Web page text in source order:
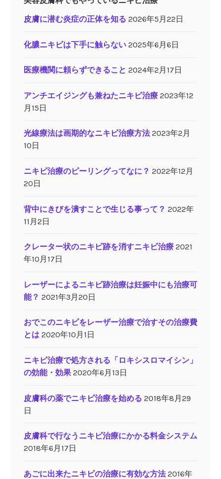
皮膚に潜む炎症の正体を知る 2026年5月22日
化膿ニキビは下手に触らない 2025年6月6日
医療機関に頼らずできること 2024年2月17日
アンチエイジングも兼ねたニキビ治療 2023年12
月15日
光線療法は画期的なニキビ治療方法 2023年2月
10日
ニキビ治療のピーリングってなに？ 2022年12月
20日
背中にきびを潰すことで生じる事って？ 2022年
11月2日
クレーター状のニキビ跡を消すニキビ治療 2021
年10月17日
レーザーによるニキビ跡治療は妊娠中にも治療可
能？ 2021年3月20日
おでこのニキビをレーザー治療で治すその治療費
とは 2020年10月1日
ニキビ治療で処方される「ロキシスロマイシン」
の効能・効果 2020年6月13日
皮膚科の薬でニキビ治療を始める 2018年8月29
日
皮膚科で行なうニキビ治療にかかる料金システム
2018年6月17日
あごに出来たニキビの治療に有効な方法 2016年